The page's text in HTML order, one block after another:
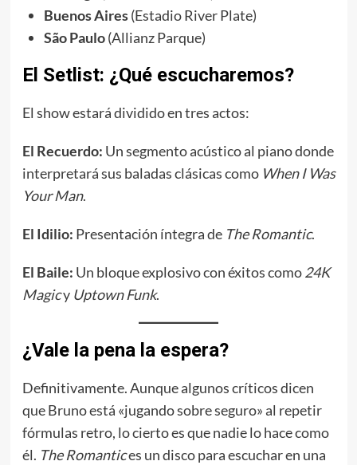
Buenos Aires(Estadio River Plate)
São Paulo(Allianz Parque)
El Setlist: ¿Qué escucharemos?
El show estará dividido en tres actos:
El Recuerdo: Un segmento acústico al piano donde
interpretará sus baladas clásicas como When I Was
Your Man.
El Idilio: Presentación íntegra de The Romantic.
El Baile: Un bloque explosivo con éxitos como24K
Magicy Uptown Funk.
¿Vale la pena la espera?
Definitivamente. Aunque algunos críticos dicen
que Bruno está «jugando sobre seguro» al repetir
fórmulas retro, lo cierto es que nadie lo hace como
él. The Romantices un disco para escuchar en una